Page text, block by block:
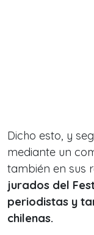
Dicho esto, y
mediante un
también en sus
jurados del
periodistas y
chilenas.